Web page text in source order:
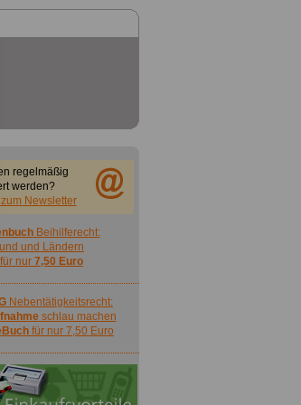
regelmäßig
werden?
zum Newsletter
Beihilferecht:
und Ländern
nur 7,50 Euro
Nebentätigkeitsrecht:
schlau machen
für nur 7,50 Euro